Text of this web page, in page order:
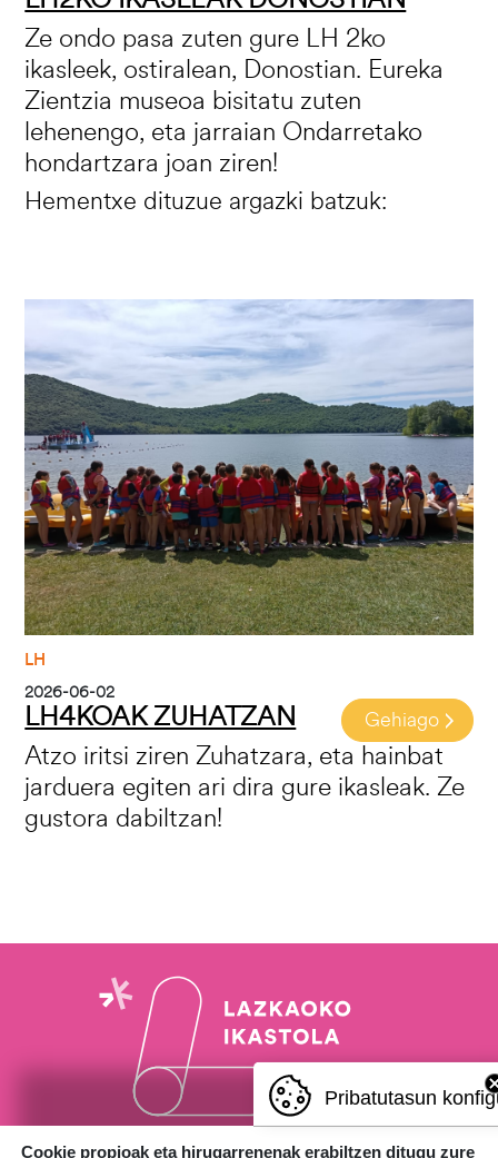
Ze ondo pasa zuten gure LH 2ko
ikasleek, ostiralean, Donostian. Eureka
Zientzia museoa bisitatu zuten
lehenengo, eta jarraian Ondarretako
hondartzara joan ziren!
Hementxe dituzue argazki batzuk:
LH
2026-06-02
LH4KOAK ZUHATZAN
Atzo iritsi ziren Zuhatzara, eta hainbat
jarduera egiten ari dira gure ikasleak. Ze
gustora dabiltzan!
Gehiago
Pribatutasun
Cookie propioak eta hirugarrenenak erabiltzen ditugu zure